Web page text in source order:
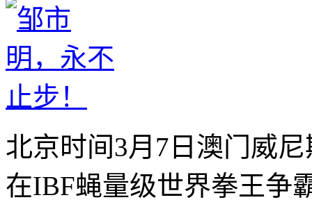
北京时间3月7日澳门威
在IBF蝇量级世界拳王争